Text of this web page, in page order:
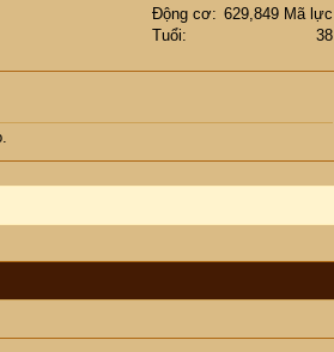
Động cơ
629,849 Mã lực
Tuổi
38